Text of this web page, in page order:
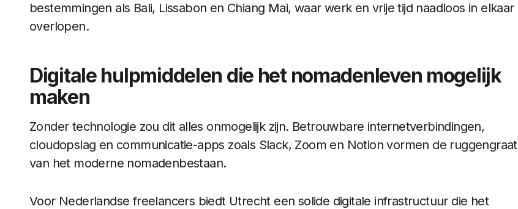
bestemmingen als Bali, Lissabon en Chiang Mai, waar werk en vrije tijd naadloos in elkaar
overlopen.
Digitale hulpmiddelen die het nomadenleven mogelijk
maken
Zonder technologie zou dit alles onmogelijk zijn. Betrouwbare internetverbindingen,
cloudopslag en communicatie-apps zoals Slack, Zoom en Notion vormen de ruggengraat
van het moderne nomadenbestaan.
Voor Nederlandse freelancers biedt Utrecht een solide digitale infrastructuur die het